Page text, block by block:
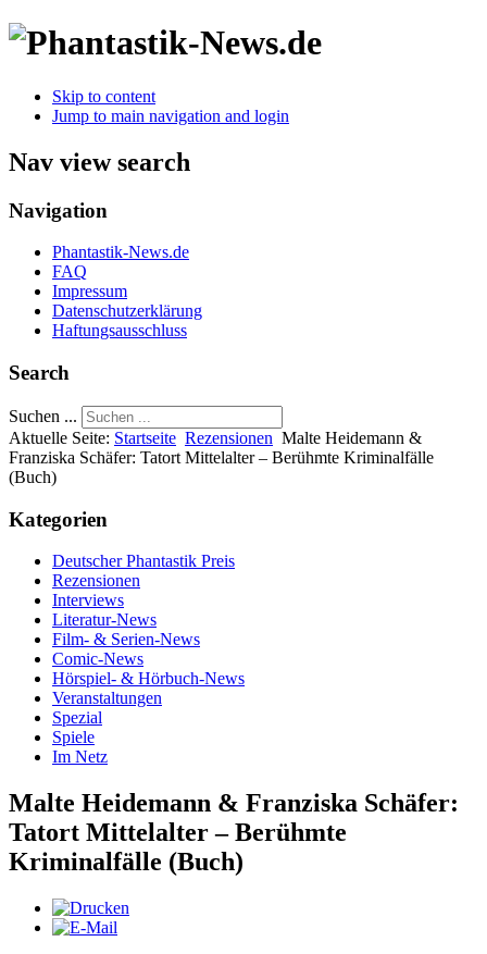
Skip to content
Jump to main navigation and login
Nav view search
Navigation
Phantastik-News.de
FAQ
Impressum
Datenschutzerklärung
Haftungsausschluss
Search
Suchen ...
Aktuelle Seite: Startseite Rezensionen Malte Heidemann &
Franziska Schäfer: Tatort Mittelalter – Berühmte Kriminalfälle
(Buch)
Kategorien
Deutscher Phantastik Preis
Rezensionen
Interviews
Literatur-News
Film- & Serien-News
Comic-News
Hörspiel- & Hörbuch-News
Veranstaltungen
Spezial
Spiele
Im Netz
Malte Heidemann & Franziska Schäfer:
Tatort Mittelalter – Berühmte
Kriminalfälle (Buch)